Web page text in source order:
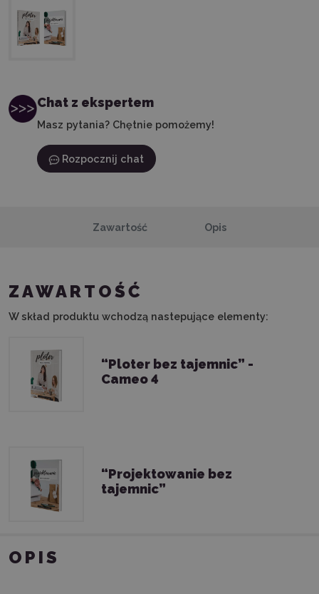
Chat z ekspertem
Masz pytania? Chętnie pomożemy!
Rozpocznij chat
Zawartość Opis
ZAWARTOŚĆ
W skład produktu wchodzą nastepujące elementy:
“Ploter bez tajemnic” -
Cameo 4
“Projektowanie bez
tajemnic”
OPIS